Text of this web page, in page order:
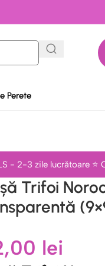
Perete
- 2-3 zile lucrătoare ⭐
Trifoi
lei